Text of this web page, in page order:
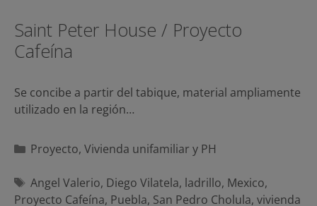
Saint Peter House / Proyecto
Cafeína
Se concibe a partir del tabique, material ampliamente
utilizado en la región…
Categorías
Proyecto, Vivienda unifamiliar y PH
Etiquetas
Angel Valerio, Diego Vilatela, ladrillo, Mexico,
Proyecto Cafeína, Puebla, San Pedro Cholula, vivienda